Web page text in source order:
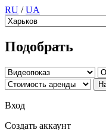
RU /UA
Подобрать
Вход
Создать аккаунт